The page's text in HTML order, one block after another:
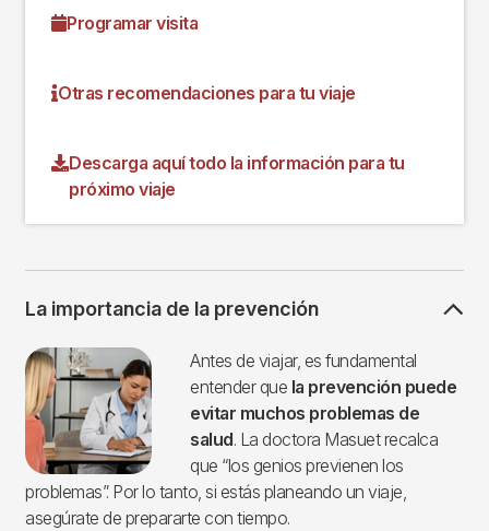
Programar visita
Otras recomendaciones para tu viaje
Descarga aquí todo la información para tu
próximo viaje
La importancia de la prevención
Imagen
Antes de viajar, es fundamental
entender que la prevención puede
evitar muchos problemas de
salud. La doctora Masuet recalca
que “los genios previenen los
problemas”. Por lo tanto, si estás planeando un viaje,
asegúrate de prepararte con tiempo.